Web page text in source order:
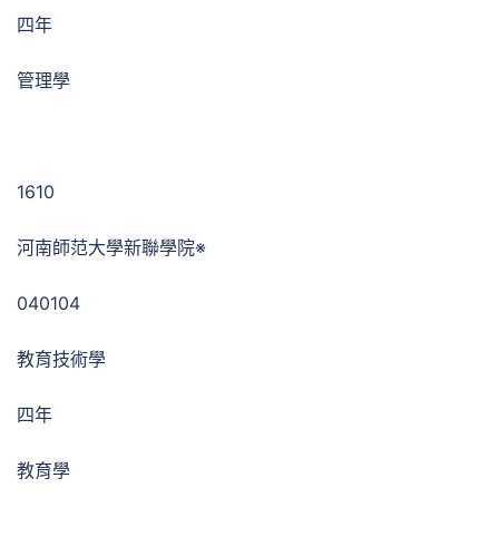
四年
管理學
1610
河南師范大學新聯學院※
040104
教育技術學
四年
教育學